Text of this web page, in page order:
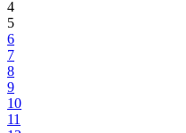
4
5
6
7
8
9
10
11